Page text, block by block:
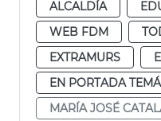
ALCALDÍA
WEB FDM
EXTRAMURS
EN PORTADA
MARÍA JOSÉ